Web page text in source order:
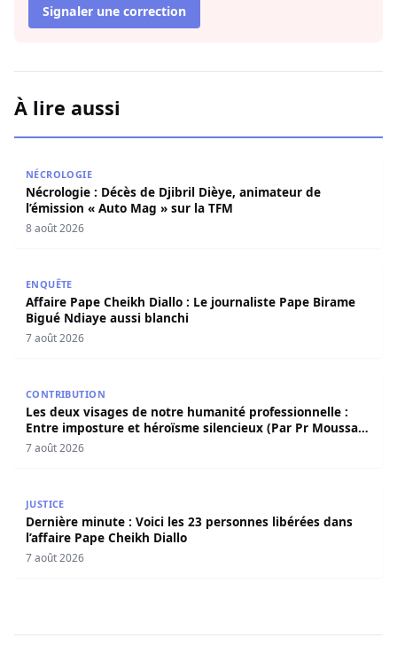
Signaler une correction
À lire aussi
NÉCROLOGIE
Nécrologie : Décès de Djibril Dièye, animateur de
l’émission « Auto Mag » sur la TFM
8 août 2026
ENQUÊTE
Affaire Pape Cheikh Diallo : Le journaliste Pape Birame
Bigué Ndiaye aussi blanchi
7 août 2026
CONTRIBUTION
Les deux visages de notre humanité professionnelle :
Entre imposture et héroïsme silencieux (Par Pr Moussa
Seydi)
7 août 2026
JUSTICE
Dernière minute : Voici les 23 personnes libérées dans
l’affaire Pape Cheikh Diallo
7 août 2026